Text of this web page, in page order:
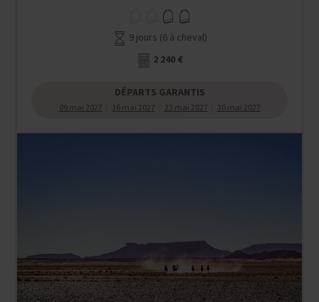
9 jours (6 à cheval)
2 240 €
DÉPARTS GARANTIS
09 mai 2027 16 mai 2027 23 mai 2027 30 mai 2027